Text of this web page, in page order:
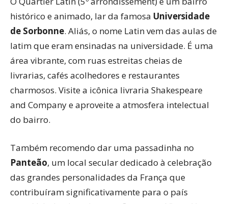
histórico e animado, lar da famosa Universidade
de Sorbonne. Aliás, o nome Latin vem das aulas de
latim que eram ensinadas na universidade. É uma
área vibrante, com ruas estreitas cheias de
livrarias, cafés acolhedores e restaurantes
charmosos. Visite a icônica livraria Shakespeare
and Company e aproveite a atmosfera intelectual
do bairro.
Também recomendo dar uma passadinha no
Panteão, um local secular dedicado à celebração
das grandes personalidades da França que
contribuíram significativamente para o país